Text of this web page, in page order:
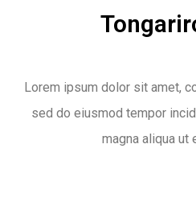
Lorem ipsum dolor sit amet,
sed do eiusmod tempor
magna aliqua ut